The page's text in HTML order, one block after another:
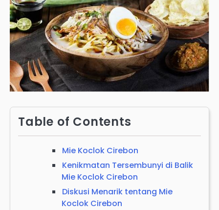
Table of Contents
Mie Koclok Cirebon
Kenikmatan Tersembunyi di Balik
Mie Koclok Cirebon
Diskusi Menarik tentang Mie
Koclok Cirebon